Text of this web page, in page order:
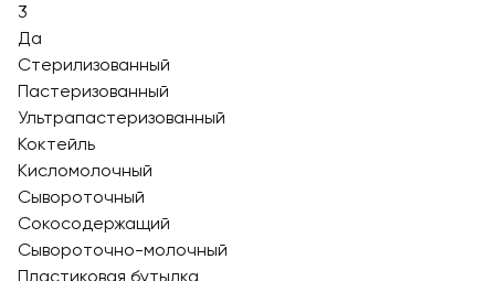
3
Да
Стерилизованный
Пастеризованный
Ультрапастеризованный
Коктейль
Кисломолочный
Сывороточный
Сокосодержащий
Сывороточно-молочный
Пластиковая бутылка